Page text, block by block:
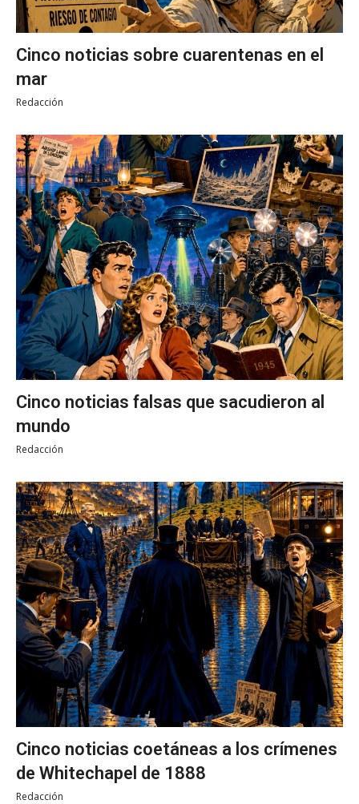
Cinco noticias sobre cuarentenas en el
mar
Redacción
Cinco noticias falsas que sacudieron al
mundo
Redacción
Cinco noticias coetáneas a los crímenes
de Whitechapel de 1888
Redacción